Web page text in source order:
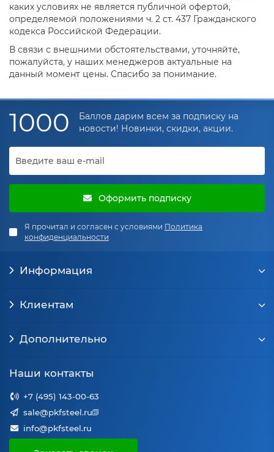
каких условиях не является публичной офертой,
определяемой положениями ч. 2 ст. 437 Гражданского
кодекса Российской Федерации.
В связи с внешними обстоятельствами, уточняйте,
пожалуйста, у наших менеджеров актуальные на
данный момент цены. Спасибо за понимание.
1000
Баллов дарим всем за подписку на
новости! Новинки, скидки, акции.
Оформить подписку
Я прочитал и согласен с условиями Политика
конфиденциальности
Информация
Клиентам
Дополнительно
Наши контакты
+7 (495) 143-00-63
sale@pkfsteel.ru
info@pkfsteel.ru